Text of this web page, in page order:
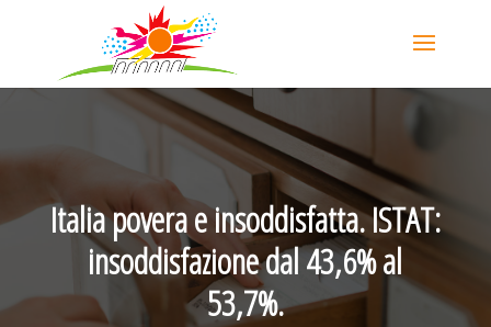
Italia povera e insoddisfatta. ISTAT:
insoddisfazione dal 43,6% al
53,7%.